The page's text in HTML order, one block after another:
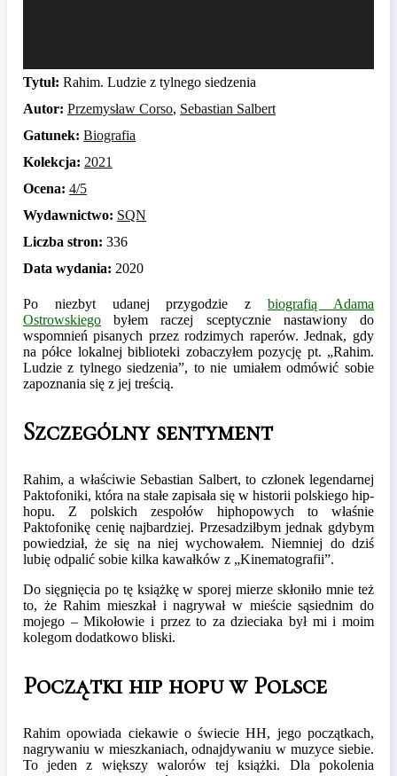
Tytuł: Rahim. Ludzie z tylnego siedzenia
Autor: Przemysław Corso, Sebastian Salbert
Gatunek: Biografia
Kolekcja: 2021
Ocena: 4/5
Wydawnictwo: SQN
Liczba stron: 336
Data wydania: 2020
Po niezbyt udanej przygodzie zbiografią Adama
Ostrowskiego byłem raczej sceptycznie nastawiony do
wspomnień pisanych przez rodzimych raperów. Jednak, gdy
na półce lokalnej biblioteki zobaczyłem pozycję pt. „Rahim.
Ludzie z tylnego siedzenia”, to nie umiałem odmówić sobie
zapoznania się z jej treścią.
Szczególny sentyment
Rahim, a właściwie Sebastian Salbert, to członek legendarnej
Paktofoniki, która na stałe zapisała się w historii polskiego hip-
hopu. Z polskich zespołów hiphopowych to właśnie
Paktofonikę cenię najbardziej. Przesadziłbym jednak gdybym
powiedział, że się na niej wychowałem. Niemniej do dziś
lubię odpalić sobie kilka kawałków z „Kinematografii”.
Do sięgnięcia po tę książkę w sporej mierze skłoniło mnie też
to, że Rahim mieszkał i nagrywał w mieście sąsiednim do
mojego – Mikołowie i przez to za dzieciaka był mi i moim
kolegom dodatkowo bliski.
Początki hip hopu w Polsce
Rahim opowiada ciekawie o świecie HH, jego początkach,
nagrywaniu w mieszkaniach, odnajdywaniu w muzyce siebie.
To jeden z większy walorów tej książki. Dla pokolenia